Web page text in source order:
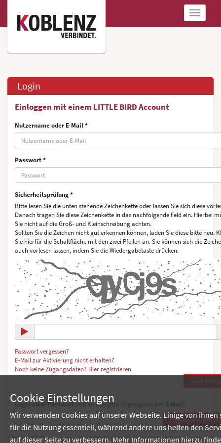
anzeigen
Login
Einloggen mit einem LITTLE BIRD Account
Nutzername oder E-Mail *
Passwort *
Sicherheitsprüfung *
Bitte lesen Sie die unten stehende Zeichenkette oder lassen Sie sich diese
Danach tragen Sie diese Zeichenkette in das nachfolgende Feld ein. Hierbei
Sie nicht auf die Groß- und Kleinschreibung achten.
Sollten Sie die Zeichen nicht gut erkennen können, laden Sie diese bitte neu.
Sie hierfür die Schaltfläche mit den zwei Pfeilen an. Sie können sich die
auch vorlesen lassen, indem Sie die Wiedergabetaste drücken.
Passwort vergessen?
E-Mail zur Aktivierung nicht erhalten?
Noch keine Zugangsdaten? Hier registrieren
Login ohne Passwort(mit einmaligem Zugangslink per
Cookie Einstellungen
Wir verwenden Cookies auf unserer Webseite. Einige von ihnen
für die Nutzung essentiell, während andere uns helfen den
auf dieser Seite zu verbessern. Mehr Informationen hierzu